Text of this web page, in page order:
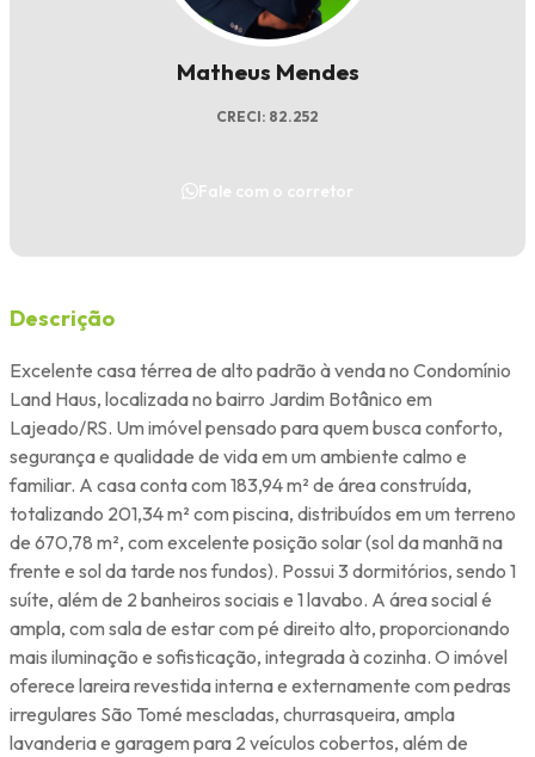
Matheus Mendes
CRECI: 82.252
Fale com o corretor
Descrição
Excelente casa térrea de alto padrão à venda no Condomínio
Land Haus, localizada no bairro Jardim Botânico em
Lajeado/RS. Um imóvel pensado para quem busca conforto,
segurança e qualidade de vida em um ambiente calmo e
familiar. A casa conta com 183,94 m² de área construída,
totalizando 201,34 m² com piscina, distribuídos em um terreno
de 670,78 m², com excelente posição solar (sol da manhã na
frente e sol da tarde nos fundos). Possui 3 dormitórios, sendo 1
suíte, além de 2 banheiros sociais e 1 lavabo. A área social é
ampla, com sala de estar com pé direito alto, proporcionando
mais iluminação e sofisticação, integrada à cozinha. O imóvel
oferece lareira revestida interna e externamente com pedras
irregulares São Tomé mescladas, churrasqueira, ampla
lavanderia e garagem para 2 veículos cobertos, além de